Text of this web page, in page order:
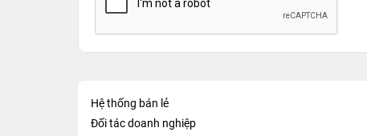
Hệ thống bán lẻ
Đối tác doanh nghiệp